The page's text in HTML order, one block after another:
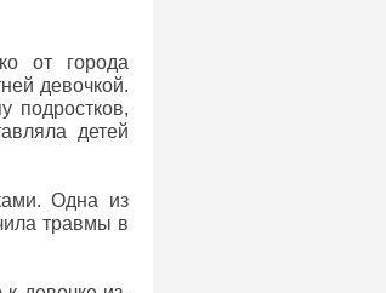
от города
девочкой.
подростков,
детей
Одна из
травмы в